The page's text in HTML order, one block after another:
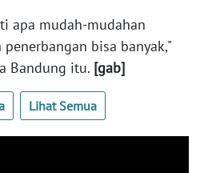
apa mudah-mudahan
bisa banyak,"
Bandung itu. [gab]
Lihat Semua